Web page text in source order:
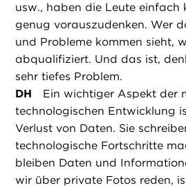
usw., haben die Leute einfach
genug vorauszudenken. Wer
und Probleme kommen sieht,
abqualifiziert. Und das ist,
sehr tiefes Problem.
DH
Ein wichtiger Aspekt der
technologischen Entwicklung
Verlust von Daten. Sie
technologische Fortschritte
bleiben Daten und
wir über private Fotos reden,